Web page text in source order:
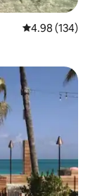
從 134 則評價
4.98 (134)